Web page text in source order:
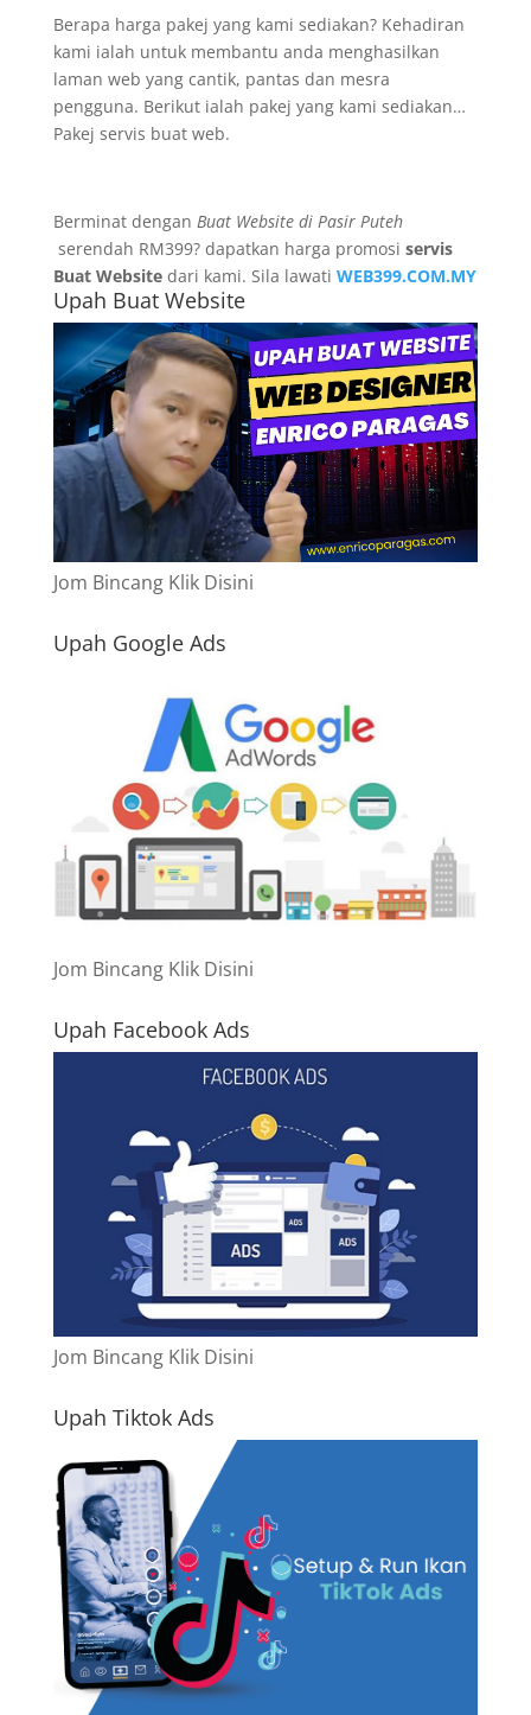
Berapa harga pakej yang kami sediakan? Kehadiran
kami ialah untuk membantu anda menghasilkan
laman web yang cantik, pantas dan mesra
pengguna. Berikut ialah pakej yang kami sediakan…
Pakej servis buat web.
Berminat dengan Buat Website di Pasir Puteh
serendah RM399? dapatkan harga promosi servis
Buat Websitedari kami. Sila lawati WEB399.COM.MY
Upah Buat Website
Jom Bincang Klik Disini
Upah Google Ads
Jom Bincang Klik Disini
Upah Facebook Ads
Jom Bincang Klik Disini
Upah Tiktok Ads